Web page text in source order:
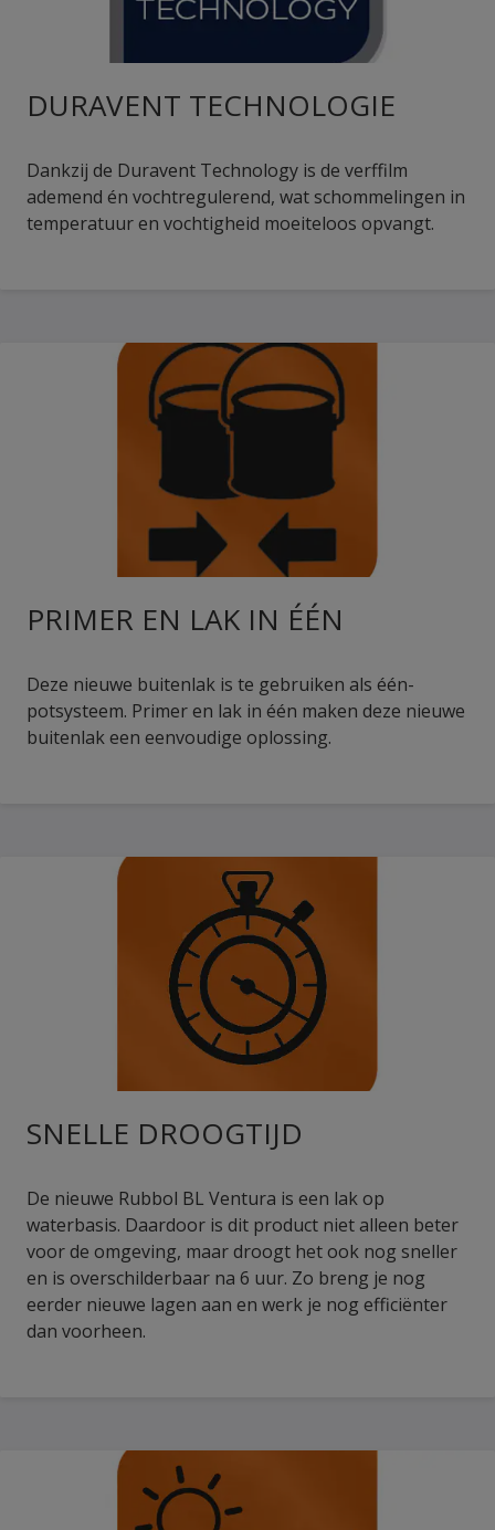
DURAVENT TECHNOLOGIE
Dankzij de Duravent Technology is de verffilm
ademend én vochtregulerend, wat schommelingen in
temperatuur en vochtigheid moeiteloos opvangt.
PRIMER EN LAK IN ÉÉN
Deze nieuwe buitenlak is te gebruiken als één-
potsysteem. Primer en lak in één maken deze nieuwe
buitenlak een eenvoudige oplossing.
SNELLE DROOGTIJD
De nieuwe Rubbol BL Ventura is een lak op
waterbasis. Daardoor is dit product niet alleen beter
voor de omgeving, maar droogt het ook nog sneller
en is overschilderbaar na 6 uur. Zo breng je nog
eerder nieuwe lagen aan en werk je nog efficiënter
dan voorheen.